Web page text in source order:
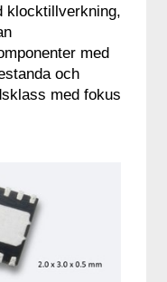
klocktillverkning,
med
och
med fokus